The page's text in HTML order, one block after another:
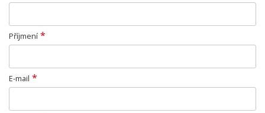
Příjmení *
E-mail *